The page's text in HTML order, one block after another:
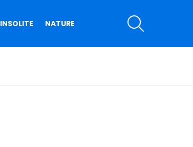
INSOLITE NATURE